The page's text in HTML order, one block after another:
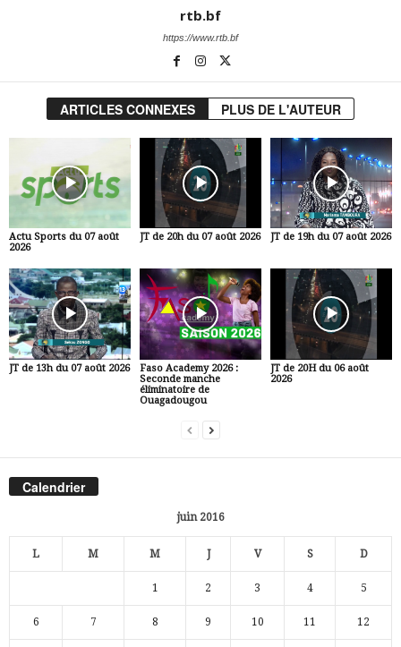
rtb.bf
https://www.rtb.bf
ARTICLES CONNEXES PLUS DE L'AUTEUR
Actu Sports du 07 août
2026
JT de 20h du 07 août 2026 JT de 19h du 07 août 2026
JT de 13h du 07 août 2026
Faso Academy 2026 :
Seconde manche
éliminatoire de
Ouagadougou
JT de 20H du 06 août
2026
Calendrier
juin 2016
L M M J V S D
1 2 3 4 5
6 7 8 9 10 11 12